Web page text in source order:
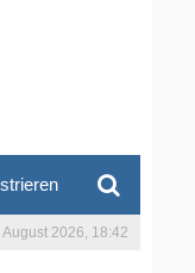
August 2026, 18:42